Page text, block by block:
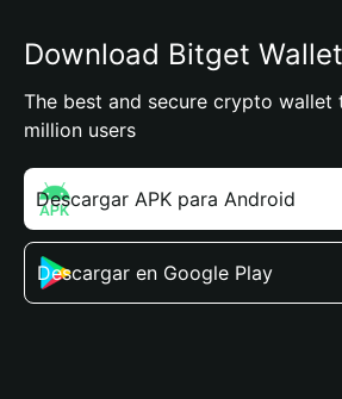
Download Bitget
The best and secure crypto wallet
million users
Descargar APK para Android
Descargar en Google Play